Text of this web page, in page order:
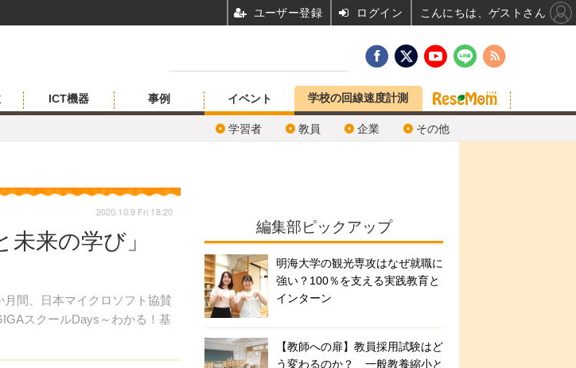
ICT機器 事例 イベント
学習者 教員 企業 その他
学校の回線速度計測
来の学び」
間、日本マイクロソフト協賛
スクールDays～わかる！基
2020.10.9 Fri 18:20
編集部ピックアップ
明海大学の観光専攻はなぜ就職に
強い？100％を支える実践教育と
インターン
【教師への扉】教員採用試験はど
う変わるのか？ 一般教養縮小と
ユーザー登録 ログイン こんにちは、ゲストさん